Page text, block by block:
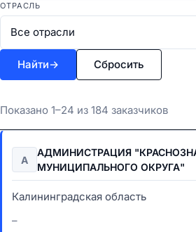
ОТРАСЛЬ
Найти→ Сбросить
Показано 1–24 из 184 заказчиков
А
АДМИНИСТРАЦИЯ
МУНИЦИПАЛЬНОГО ОКРУГА"
Калининградская область
–